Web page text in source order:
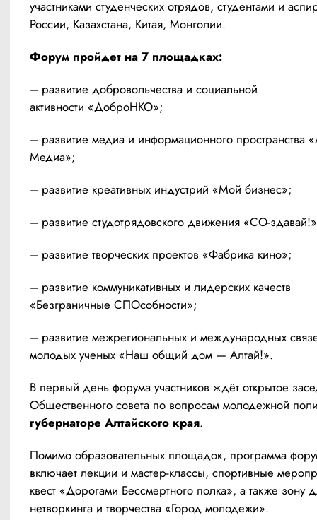
участниками студенческих отрядов, студентами и
России, Казахстана, Китая, Монголии.
Форум пройдет на 7 площадках:
– развитие добровольчества и социальной
активности «ДоброНКО»;
– развитие медиа и информационного пространства
Медиа»;
– развитие креативных индустрий «Мой бизнес»;
– развитие студотрядовского движения «СО-
– развитие творческих проектов «Фабрика кино»;
– развитие коммуникативных и лидерских качеств
«Безграничные СПОсобности»;
– развитие межрегиональных и международных
молодых ученых «Наш общий дом — Алтай!».
В первый день форума участников ждёт открытое
губернаторе Алтайского края.
Помимо образовательных площадок, программа
включает лекции и мастер-классы, спортивные
квест «Дорогами Бессмертного полка», а также зону
нетворкинга и творчества «Город молодежи».